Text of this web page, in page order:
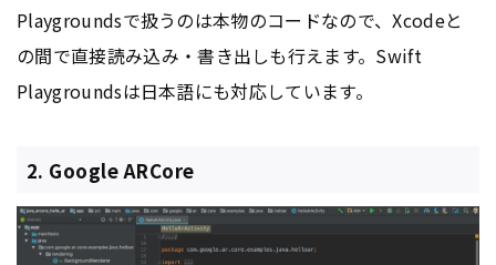
Playgroundsで扱うのは本物のコードなので、Xcodeと
の間で直接読み込み・書き出しも行えます。Swift
Playgroundsは日本語にも対応しています。
2. Google ARCore